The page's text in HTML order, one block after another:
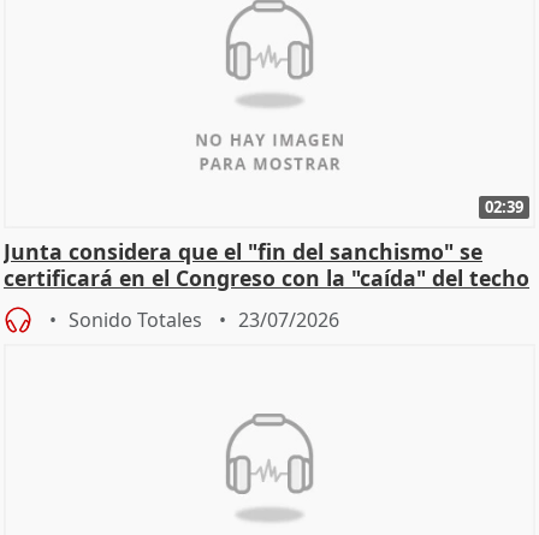
02:39
Junta considera que el "fin del sanchismo" se
certificará en el Congreso con la "caída" del techo
de
Sonido Totales 23/07/2026